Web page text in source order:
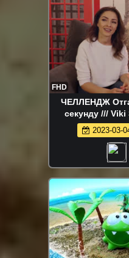
FHD
ЧЕЛЛЕНДЖ
секунду ///
Отгадай Песню
ХИТАМИ
Ханна
2023-03-